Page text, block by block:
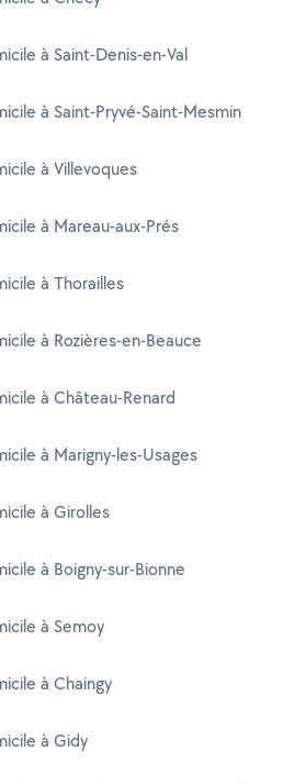
à Saint-Denis-en-Val
à Saint-Pryvé-Saint-Mesmin
à Villevoques
à Mareau-aux-Prés
à Thorailles
à Rozières-en-Beauce
à Château-Renard
à Marigny-les-Usages
à Girolles
à Boigny-sur-Bionne
à Semoy
à Chaingy
à Gidy